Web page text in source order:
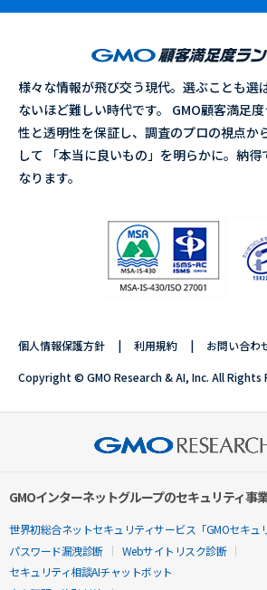
様々な情報が飛び交う現代。選ぶことも選
ないほど難しい時代です。 GMO顧客満足
性と透明性を保証し、調査のプロの視点か
して 「本当に良いもの」を明らかに。納得
なります。
個人情報保護方針 利用規約 お問い合わ
Copyright © GMO Research & AI, Inc. All Rights
GMOインターネットグループのセキュリティ事
世界初総合ネットセキュリティサービス「GMOセキュ
パスワード漏洩診断
Webサイトリスク診断
セキュリティ相談AIチャットボット